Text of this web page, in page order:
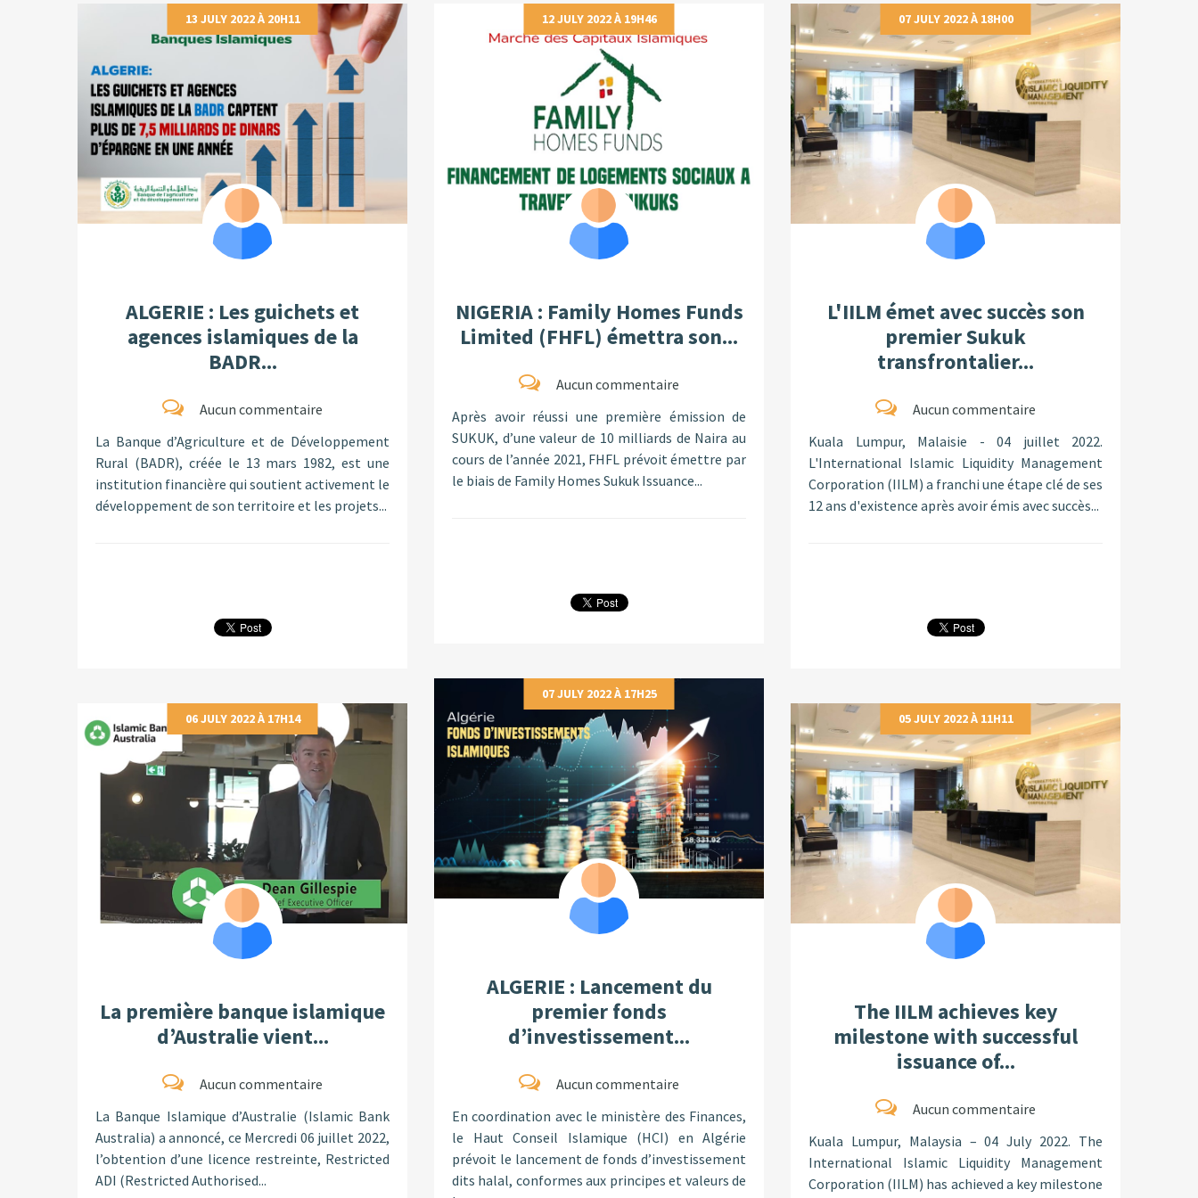
13 JULY 2022 À 20H11
ALGERIE : Les guichets et
agences islamiques de la
BADR...
Aucun commentaire
La Banque d’Agriculture et de Développement
Rural (BADR), créée le 13 mars 1982, est une
institution financière qui soutient activement le
développement de son territoire et les projets...
12 JULY 2022 À 19H46
NIGERIA : Family Homes Funds
Limited (FHFL) émettra son...
Aucun commentaire
Après avoir réussi une première émission de
SUKUK, d’une valeur de 10 milliards de Naira au
cours de l’année 2021, FHFL prévoit émettre par
le biais de Family Homes Sukuk Issuance...
07 JULY 2022 À 18H00
L'IILM émet avec succès son
premier Sukuk
transfrontalier...
Aucun commentaire
Kuala Lumpur, Malaisie - 04 juillet 2022.
L'International Islamic Liquidity Management
Corporation (IILM) a franchi une étape clé de ses
12 ans d'existence après avoir émis avec succès...
07 JULY 2022 À 17H25
ALGERIE : Lancement du
premier fonds
d’investissement...
Aucun commentaire
En coordination avec le ministère des Finances,
le Haut Conseil Islamique (HCI) en Algérie
prévoit le lancement de fonds d’investissement
dits halal, conformes aux principes et valeurs de
06 JULY 2022 À 17H14
La première banque islamique
d’Australie vient...
Aucun commentaire
La Banque Islamique d’Australie (Islamic Bank
Australia) a annoncé, ce Mercredi 06 juillet 2022,
l’obtention d’une licence restreinte, Restricted
ADI (Restricted Authorised...
05 JULY 2022 À 11H11
The IILM achieves key
milestone with successful
issuance of...
Aucun commentaire
Kuala Lumpur, Malaysia – 04 July 2022. The
International Islamic Liquidity Management
Corporation (IILM) has achieved a key milestone